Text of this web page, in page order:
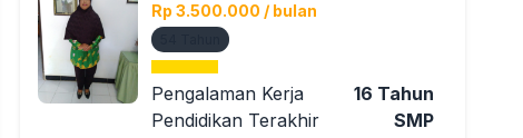
Rp 3.500.000 / bulan
Pengalaman Kerja 16 Tahun
Pendidikan Terakhir
SMP